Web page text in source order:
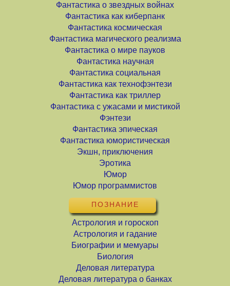
Фантастика о звездных войнах
Фантастика как киберпанк
Фантастика космическая
Фантастика магического реализма
Фантастика о мире пауков
Фантастика научная
Фантастика социальная
Фантастика как технофэнтези
Фантастика как триллер
Фантастика с ужасами и мистикой
Фэнтези
Фантастика эпическая
Фантастика юмористическая
Экшн, приключения
Эротика
Юмор
Юмор программистов
ПОЗНАНИЕ
Астрология и гороскоп
Астрология и гадание
Биографии и мемуары
Биология
Деловая литература
Деловая литература о банках